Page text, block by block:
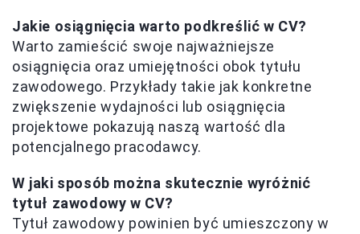
Jakie osiągnięcia warto podkreślić w CV?
Warto zamieścić swoje najważniejsze
osiągnięcia oraz umiejętności obok tytułu
zawodowego. Przykłady takie jak konkretne
zwiększenie wydajności lub osiągnięcia
projektowe pokazują naszą wartość dla
potencjalnego pracodawcy.
W jaki sposób można skutecznie wyróżnić
tytuł zawodowy w CV?
Tytuł zawodowy powinien być umieszczony w